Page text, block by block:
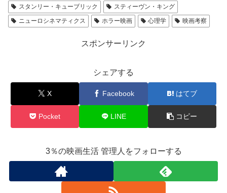
スタンリー・キューブリック
スティーヴン・キング
ニューロシネマティクス
ホラー映画 心理学 映画考察
スポンサーリンク
シェアする
X Facebook はてブ
Pocket LINE コピー
3％の映画生活 管理人をフォローする